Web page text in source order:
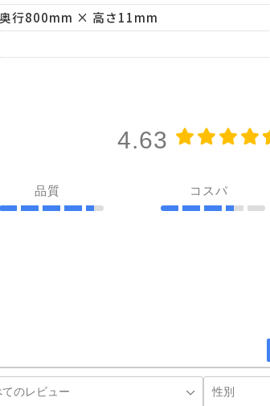
行800mm × 高さ11mm
4.63
品質 コスパ